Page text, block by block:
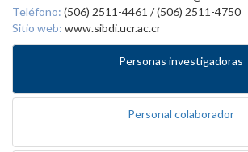
Teléfono: (506) 2511-4461 / (506) 2511-4750
Sitio web: www.sibdi.ucr.ac.cr
Personas investigadoras
Personal colaborador